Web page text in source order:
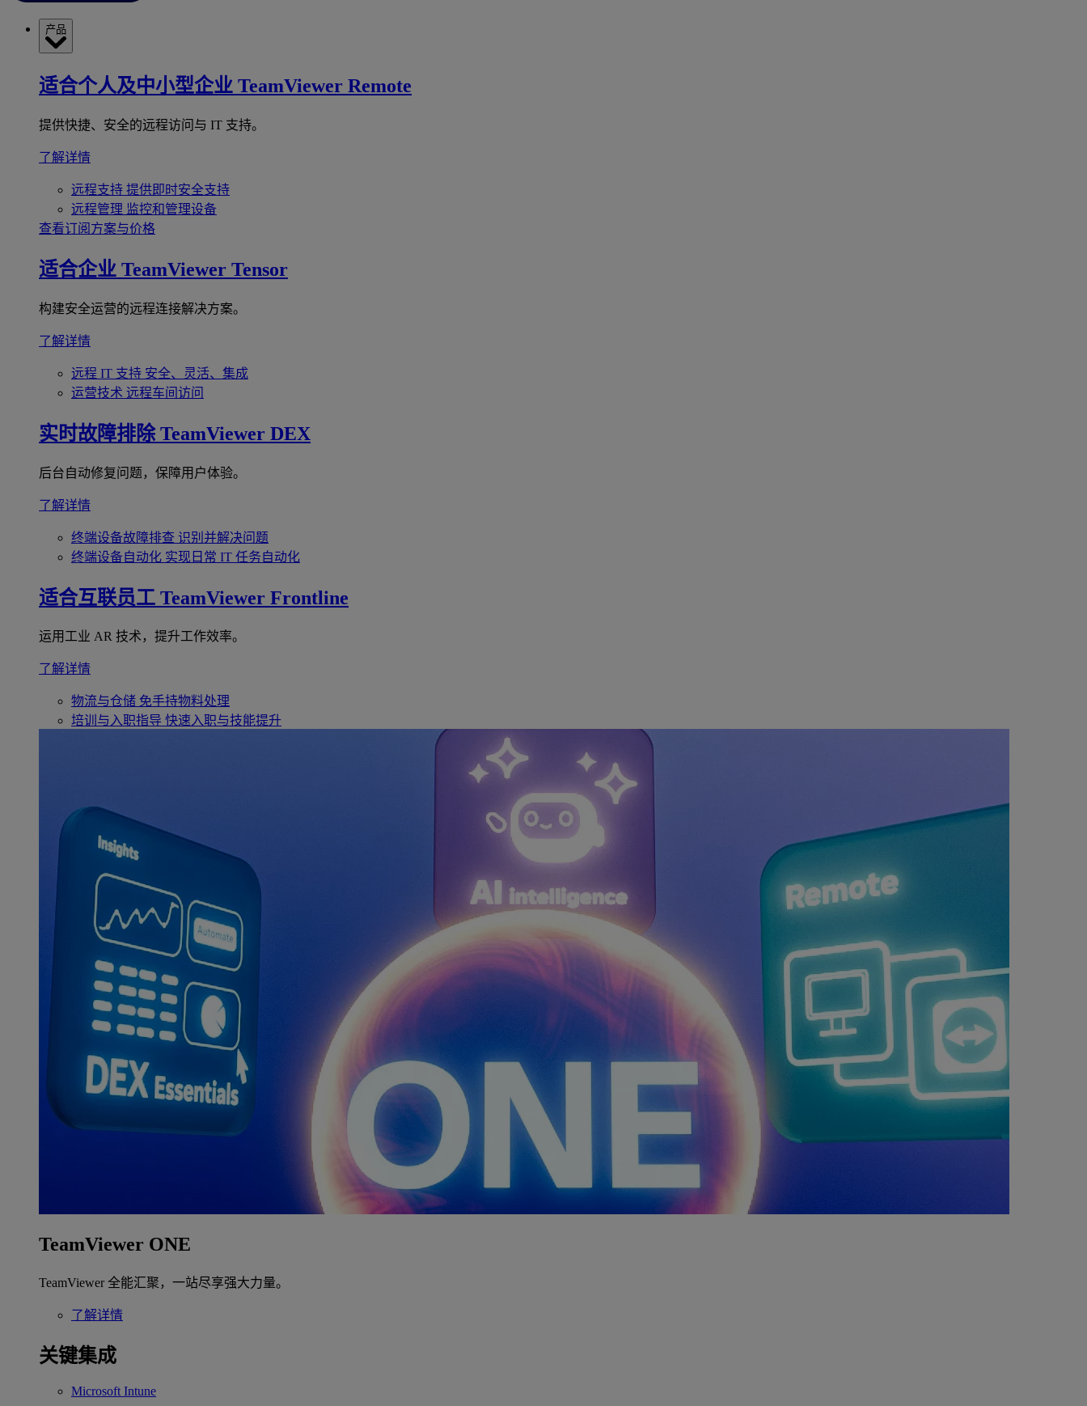
产品
适合个人及中小型企业 TeamViewer Remote
提供快捷、安全的远程访问与 IT 支持。
了解详情
远程支持 提供即时安全支持
远程管理 监控和管理设备
查看订阅方案与价格
适合企业 TeamViewer Tensor
构建安全运营的远程连接解决方案。
了解详情
远程 IT 支持 安全、灵活、集成
运营技术 远程车间访问
实时故障排除 TeamViewer DEX
后台自动修复问题，保障用户体验。
了解详情
终端设备故障排查 识别并解决问题
终端设备自动化 实现日常 IT 任务自动化
适合互联员工 TeamViewer Frontline
运用工业 AR 技术，提升工作效率。
了解详情
物流与仓储 免手持物料处理
培训与入职指导 快速入职与技能提升
TeamViewer ONE
TeamViewer 全能汇聚，一站尽享强大力量。
了解详情
关键集成
Microsoft Intune